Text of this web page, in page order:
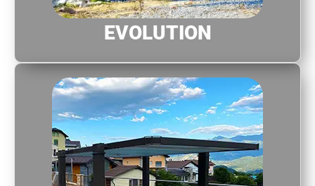
EVOLUTION